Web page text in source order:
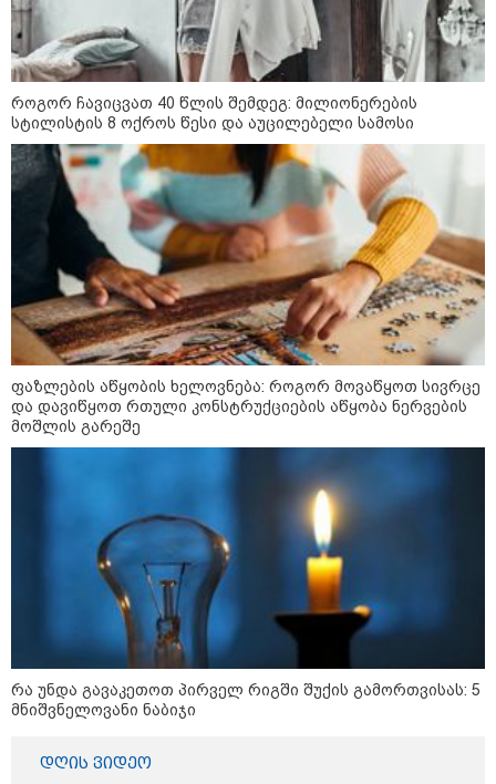
10:52 / 06-08-2026
ვაშინგტონს რაკეტების დეფიციტი აქვს? -
მედიის ცნობით, დონალდ ტრამპი პიტ
ჰეგსეთს დაუპირისპირდა: დეტალები
"რაკეტები ჩვენც გვჭირდება" -
დონალდ ტრამპი უკრაინისთვის
Patriot-ის რაკეტების გაგზავნაზე
09:05 / 07-08-2026
მკვლელობა პირდაპირ ეთერში:
ცნობილ "ტიკტოკერს" ლაივის
დროს ესროლეს, ის ადგილზე
გარდაიცვალა - რას ამბობს
მომხდარზე მექსიკის პოლიცია
როგორ ჩავიცვათ 40 წლის შემდეგ: მილიონერების
სტილისტის 8 ოქროს წესი და აუცილებელი სამოსი
ფაზლების აწყობის ხელოვნება: როგორ მოვაწყოთ სივრცე
და დავიწყოთ რთული კონსტრუქციების აწყობა ნერვების
მოშლის გარეშე
რა უნდა გავაკეთოთ პირველ რიგში შუქის გამორთვისას: 5
მნიშვნელოვანი ნაბიჯი
დღის ვიდეო